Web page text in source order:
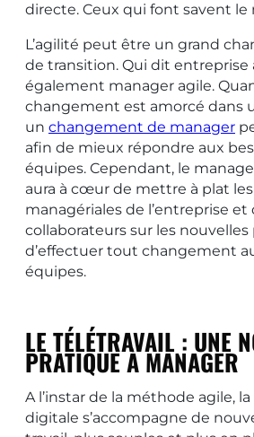
directe. Ceux qui font savent le
L’agilité peut être un grand
de transition. Qui dit entreprise
également manager agile.
changement est amorcé dans
un changement de manager
afin de mieux répondre aux
équipes. Cependant, le
aura à cœur de mettre à plat
managériales de l’entreprise et
collaborateurs sur les
d’effectuer tout changement
équipes.
LE TÉLÉTRAVAIL : UNE
PRATIQUE À MANAGER
A l’instar de la méthode agile,
digitale s’accompagne de